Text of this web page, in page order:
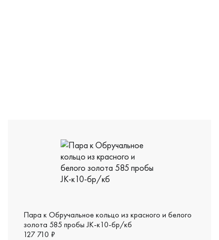
Пара к Обручальное кольцо из красного и белого
золота 585 пробы JK-к10-бр/кб
127 710 ₽